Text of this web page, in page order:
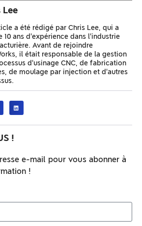
Lee
a été rédigé par Chris Lee, qui a
10 ans d'expérience dans l'industrie
Avant de rejoindre
il était responsable de la gestion
d'usinage CNC, de fabrication
de moulage par injection et d'autres
!
e-mail pour vous abonner à
!